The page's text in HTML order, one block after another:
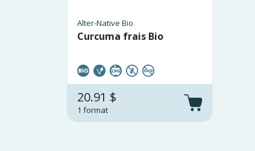
Alter-Native Bio
Curcuma frais Bio
20.91 $
1 format